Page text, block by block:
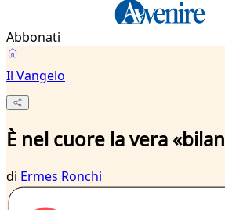
Abbonati
Il Vangelo
È nel cuore la vera
di Ermes Ronchi